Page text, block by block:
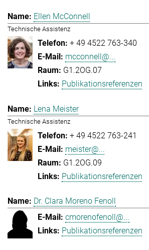
Ellen McConnell
Technische Assistenz
+ 49 4522 763-340
mcconnell@...
G1.2OG.07
Publikationsreferenzen
Lena Meister
Technische Assistenz
+ 49 4522 763-241
meister@...
G1.2OG.09
Publikationsreferenzen
Dr. Clara Moreno Fenoll
cmorenofenoll@...
Publikationsreferenzen